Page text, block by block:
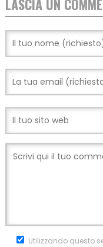
LASCIA UN
Utilizzando questo